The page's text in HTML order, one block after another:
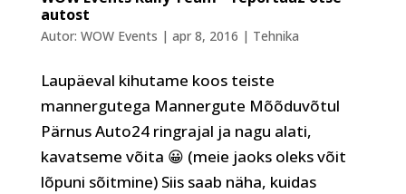
autost
Autor: WOW Events | apr 8, 2016 | Tehnika
Laupäeval kihutame koos teiste
mannergutega Mannergute Mõõduvõtul
Pärnus Auto24 ringrajal ja nagu alati,
kavatseme võita 😀 (meie jaoks oleks võit
lõpuni sõitmine) Siis saab näha, kuidas